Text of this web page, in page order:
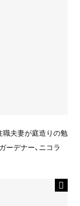
職夫妻が庭造りの勉
ーデナー、ニコラ